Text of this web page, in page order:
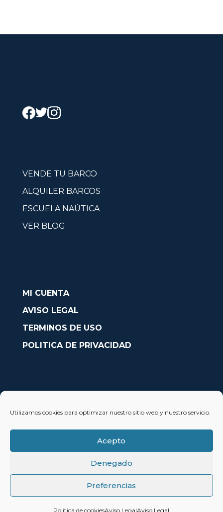
Utilizamos cookies para optimizar nuestro sitio web y nuestro servicio.
Acepto
Denegado
Preferencias
Política de cookiesAviso LegalAviso Legal
VENDE TU BARCO
ALQUILER BARCOS
ESCUELA NAÚTICA
VER BLOG
MI CUENTA
AVISO LEGAL
TERMINOS DE USO
POLITICA DE PRIVACIDAD
Avda. País Valencià nº54, Oficina 23, Alcoy (Alicante)
© 2023 SoloBarcos®